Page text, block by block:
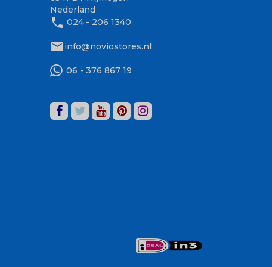
Nederland
phone 024 - 206 1340
mailinfo@noviostores.nl
06 - 376 867 19